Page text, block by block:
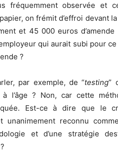
observée et
on frémit d’effroi devant
et 45 000 euros d’amende
qui aurait subi pour
?
par exemple, de “testing”
l’âge ? Non, car cette
Est-ce à dire que le
reconnu
et d’une stratégie